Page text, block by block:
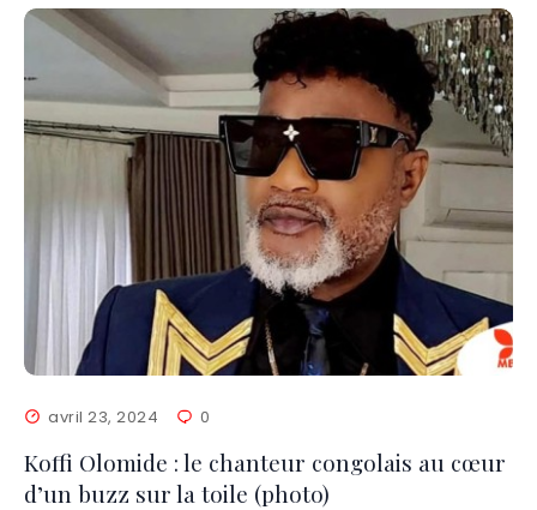
avril 23, 2024 0
Koffi Olomide : le chanteur congolais au cœur
d’un buzz sur la toile (photo)